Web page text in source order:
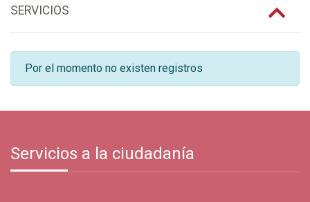
SERVICIOS
Por el momento no existen registros
Servicios a la ciudadanía